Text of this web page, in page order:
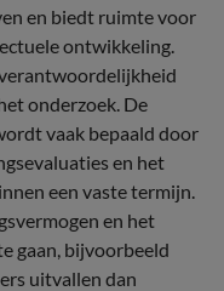
en biedt ruimte voor
ontwikkeling.
onderzoek. De
vaak bepaald door
en het
een vaste termijn.
en het
gaan, bijvoorbeeld
uitvallen dan